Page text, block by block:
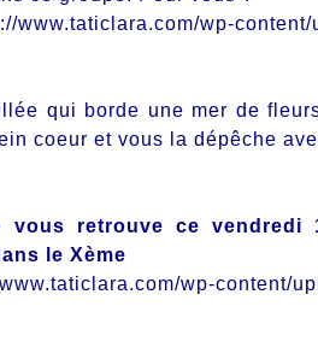
www.taticlara.com/wp-
qui borde une mer de
coeur et vous la dépêche
vous retrouve ce
le Xème
wp-content/